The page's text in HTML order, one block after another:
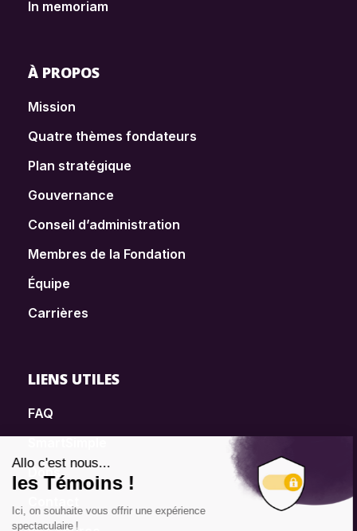
In memoriam
À PROPOS
Mission
Quatre thèmes fondateurs
Plan stratégique
Gouvernance
Conseil d’administration
Membres de la Fondation
Équipe
Carrières
LIENS UTILES
FAQ
Dons